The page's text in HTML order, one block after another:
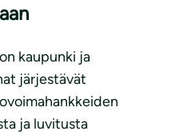
kaupunki ja
järjestävät
ja luvitusta